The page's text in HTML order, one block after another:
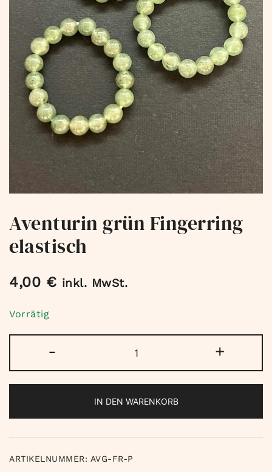
Aventurin grün Fingerring
elastisch
4,00 € inkl. MwSt.
Vorrätig
-
grün
Fingerring
Menge
+
IN DEN WARENKORB
ARTIKELNUMMER: AVG-FR-P